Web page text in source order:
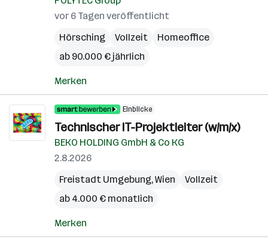
vor 6 Tagen veröffentlicht
Hörsching
Vollzeit
Homeoffice
ab 90.000 € jährlich
Merken
Einblicke
Technischer IT-Projektleiter (w/m/x)
BEKO HOLDING GmbH & Co KG
2.8.2026
Freistadt Umgebung,Wien
Vollzeit
ab 4.000 € monatlich
Merken